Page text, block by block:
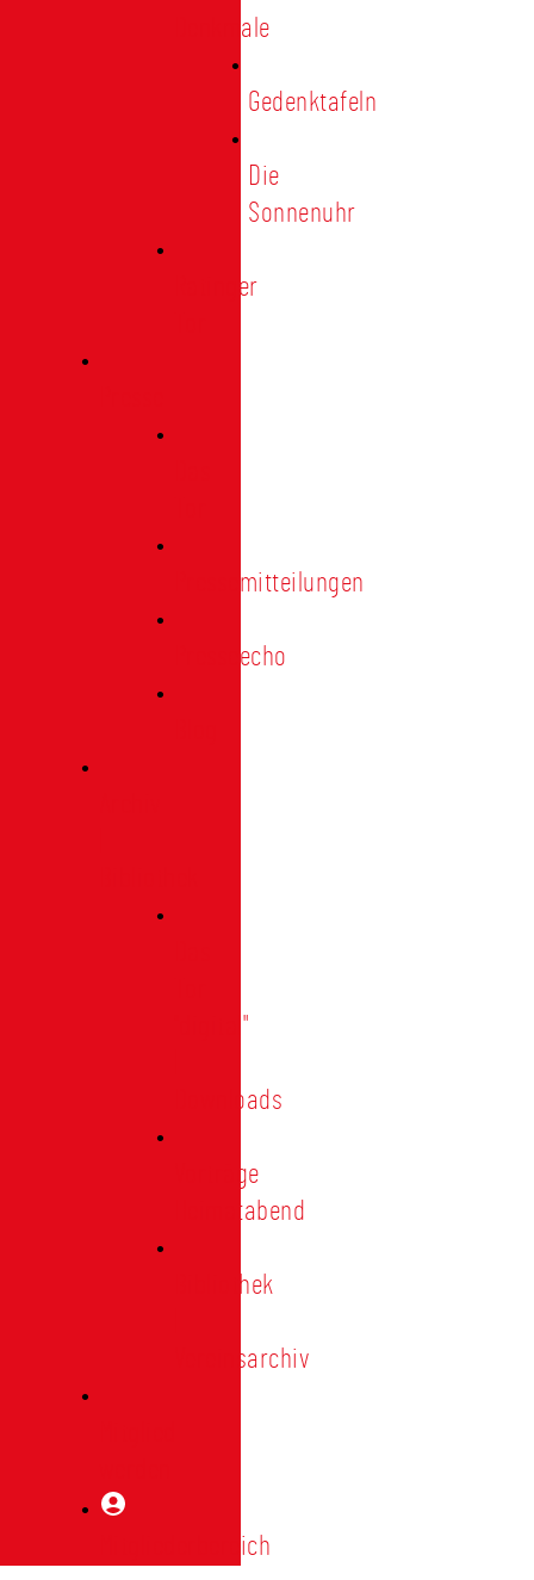
Denkmale
Gedenktafeln
Die
Sonnenuhr
Ratinger
Pressemitteilungen
Presseecho
"digital"
Downloads
Vorträge
Heimatabend
Bibliothek
Vereinsarchiv
Mitgliederbereich